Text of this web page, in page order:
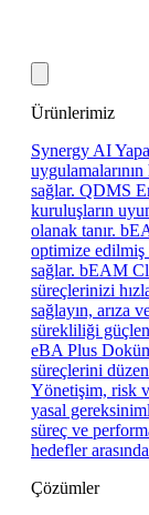
Ürünlerimiz
Synergy AI
uygulamalarının
sağlar. QDMS
kuruluşların
olanak tanır.
optimize edilmiş
sağlar. bEAM
süreçlerinizi
sağlayın, arıza
sürekliliği
eBA Plus
süreçlerini
Yönetişim, risk
yasal
süreç ve
hedefler
Çözümler